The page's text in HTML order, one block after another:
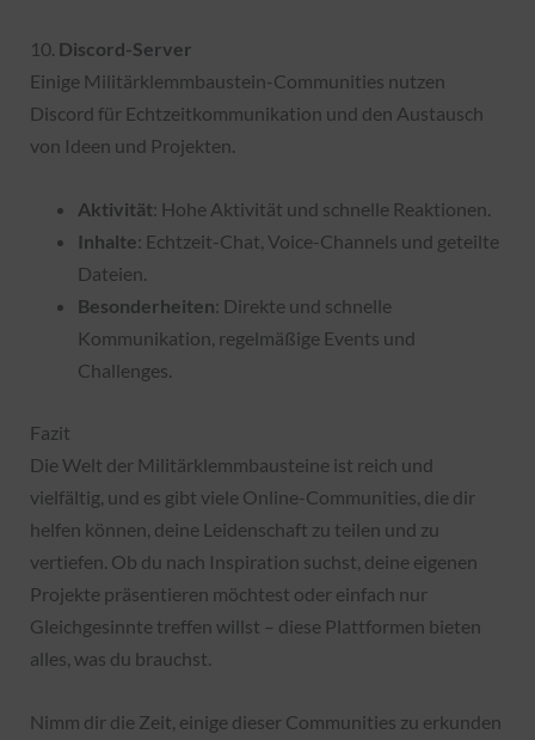
10. Discord-Server
Einige Militärklemmbaustein-Communities nutzen
Discord für Echtzeitkommunikation und den Austausch
von Ideen und Projekten.
Aktivität: Hohe Aktivität und schnelle Reaktionen.
Inhalte: Echtzeit-Chat, Voice-Channels und geteilte
Dateien.
Besonderheiten: Direkte und schnelle
Kommunikation, regelmäßige Events und
Challenges.
Fazit
Die Welt der Militärklemmbausteine ist reich und
vielfältig, und es gibt viele Online-Communities, die dir
helfen können, deine Leidenschaft zu teilen und zu
vertiefen. Ob du nach Inspiration suchst, deine eigenen
Projekte präsentieren möchtest oder einfach nur
Gleichgesinnte treffen willst – diese Plattformen bieten
alles, was du brauchst.
Nimm dir die Zeit, einige dieser Communities zu erkunden